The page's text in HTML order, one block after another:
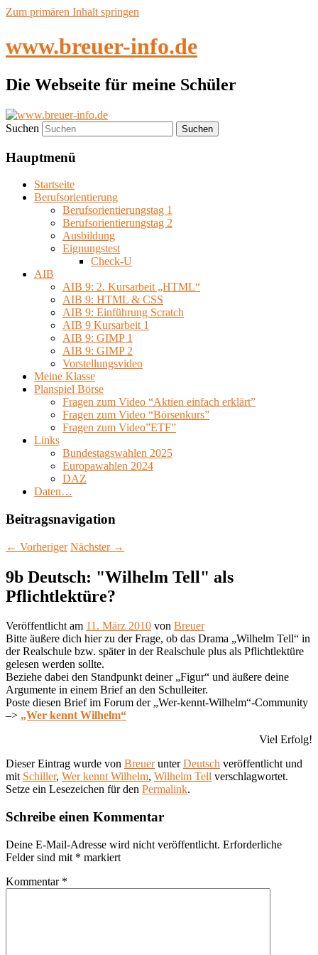
Zum primären Inhalt springen
www.breuer-info.de
Die Webseite für meine Schüler
Suchen
Hauptmenü
Startseite
Berufsorientierung
Berufsorientierungstag 1
Berufsorientierungstag 2
Ausbildung
Eignungstest
Check-U
AIB
AIB 9: 2. Kursarbeit „HTML“
AIB 9: HTML & CSS
AIB 9: Einführung Scratch
AIB 9 Kursarbeit 1
AIB 9: GIMP 1
AIB 9: GIMP 2
Vorstellungsvideo
Meine Klasse
Planspiel Börse
Fragen zum Video “Aktien einfach erklärt”
Fragen zum Video “Börsenkurs”
Fragen zum Video”ETF”
Links
Bundestagswahlen 2025
Europawahlen 2024
DAZ
Daten…
Beitragsnavigation
← Vorheriger Nächster →
9b Deutsch: "Wilhelm Tell" als
Pflichtlektüre?
Veröffentlicht am 11. März 2010 von Breuer
Bitte äußere dich hier zu der Frage, ob das Drama „Wilhelm Tell“ in
der Realschule bzw. später in der Realschule plus als Pflichtlektüre
gelesen werden sollte.
Beziehe dabei den Standpunkt deiner „Figur“ und äußere deine
Argumente in einem Brief an den Schulleiter.
Poste diesen Brief im Forum der „Wer-kennt-Wilhelm“-Community
–> „Wer kennt Wilhelm“
Viel Erfolg!
Dieser Eintrag wurde von BreuerunterDeutsch veröffentlicht und
mit Schiller, Wer kennt Wilhelm, Wilhelm Tell verschlagwortet.
Setze ein Lesezeichen für den Permalink.
Schreibe einen Kommentar
Deine E-Mail-Adresse wird nicht veröffentlicht. Erforderliche
Felder sind mit * markiert
Kommentar *